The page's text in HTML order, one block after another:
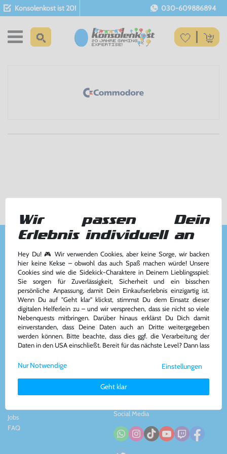
Konsolenkost ist 20! 030-609886894
Kundenservice
Kontakt&Team
AGB
Widerrufsrecht
Impressum
& Datenschutz
Zahlung und Versand
Vertrag widerrufen
Kontakt
Konsolenkost GmbH
Plauener Str. 163-165
13053 Berlin, DE
Tel: +49 30 - 609886894
Mail: info@konsolenkost.de
www.konsolenkost.de
Über das Unternehmen
Partnerprogramm
Jobs
FAQ
Social Media
Wir passen Dein
Erlebnis individuell an
Hey Du! 🎮 Wir verwenden Cookies, aber keine Sorge, wir backen
hier keine Kekse – obwohl das auch Spaß machen würde! Unsere
Cookies sind wie die Sidekick-Charaktere in Deinem Lieblingsspiel:
Sie sorgen für Zuverlässigkeit, Sicherheit und ein bisschen
persönliche Anpassung, damit Dein Einkaufserlebnis einzigartig ist.
Wenn Du auf "Geht klar" klickst, stimmst Du dem Einsatz dieser
digitalen Helferlein zu – und wir versprechen, dass sie nicht so viele
Nebenquests mitbringen. Darüber hinaus erklärst Du Dich damit
einverstanden, dass Deine Daten auch an Dritte weitergegeben
werden können. Bitte beachte, dass dies ggf. die Verarbeitung der
Daten in den USA einschließt. Bereit für das nächste Level? Dann lass
Weitere Informationen zu den von uns verwendeten Cookies und
Deinen Rechten als Nutzer findest Du in unsererDaten­schutz­
Impressum.
Einstellungen
Geht klar
Nur Notwendige